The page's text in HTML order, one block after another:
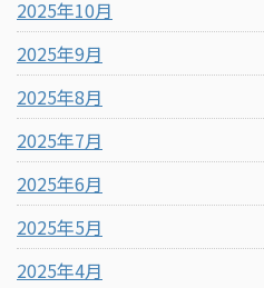
2025年10月
2025年9月
2025年8月
2025年7月
2025年6月
2025年5月
2025年4月